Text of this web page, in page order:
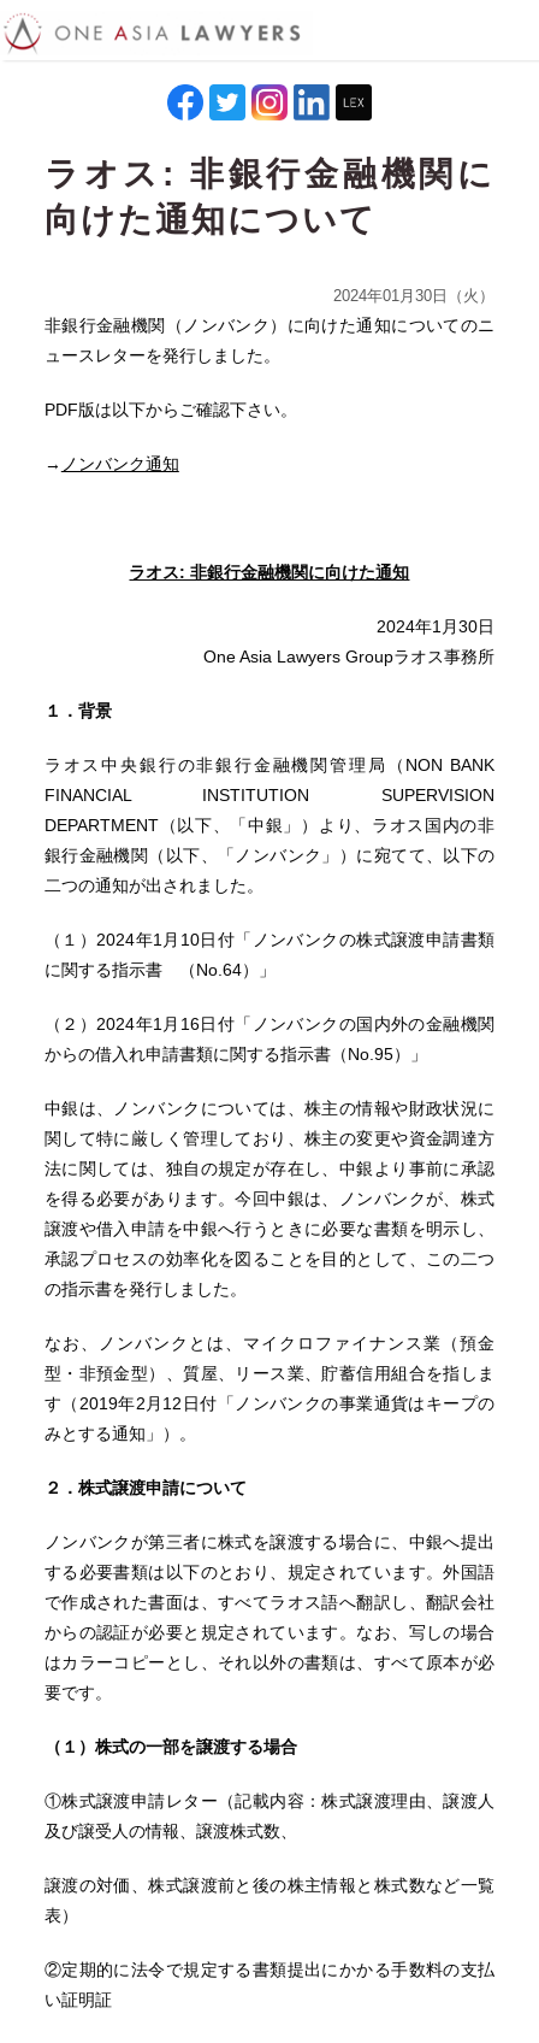
ラオス: 非銀行金融機関に
向けた通知について
2024年01月30日（火）
非銀行金融機関（ノンバンク）に向けた通知についてのニ
ュースレターを発行しました。
PDF版は以下からご確認下さい。
→ ノンバンク通知
ラオス: 非銀行金融機関に向けた通知
2024年1月30日
One Asia Lawyers Groupラオス事務所
１．背景
ラオス中央銀行の非銀行金融機関管理局（NON BANK
FINANCIAL INSTITUTION SUPERVISION
DEPARTMENT（以下、「中銀」）より、ラオス国内の非
銀行金融機関（以下、「ノンバンク」）に宛てて、以下の
二つの通知が出されました。
（１）2024年1月10日付「ノンバンクの株式譲渡申請書類
に関する指示書 （No.64）」
（２）2024年1月16日付「ノンバンクの国内外の金融機関
からの借入れ申請書類に関する指示書（No.95）」
中銀は、ノンバンクについては、株主の情報や財政状況に
関して特に厳しく管理しており、株主の変更や資金調達方
法に関しては、独自の規定が存在し、中銀より事前に承認
を得る必要があります。今回中銀は、ノンバンクが、株式
譲渡や借入申請を中銀へ行うときに必要な書類を明示し、
承認プロセスの効率化を図ることを目的として、この二つ
の指示書を発行しました。
なお、ノンバンクとは、マイクロファイナンス業（預金
型・非預金型）、質屋、リース業、貯蓄信用組合を指しま
す（2019年2月12日付「ノンバンクの事業通貨はキープの
みとする通知」）。
２．株式譲渡申請について
ノンバンクが第三者に株式を譲渡する場合に、中銀へ提出
する必要書類は以下のとおり、規定されています。外国語
で作成された書面は、すべてラオス語へ翻訳し、翻訳会社
からの認証が必要と規定されています。なお、写しの場合
はカラーコピーとし、それ以外の書類は、すべて原本が必
要です。
（１）株式の一部を譲渡する場合
①株式譲渡申請レター（記載内容：株式譲渡理由、譲渡人
及び譲受人の情報、譲渡株式数、
譲渡の対価、株式譲渡前と後の株主情報と株式数など一覧
表）
②定期的に法令で規定する書類提出にかかる手数料の支払
い証明証